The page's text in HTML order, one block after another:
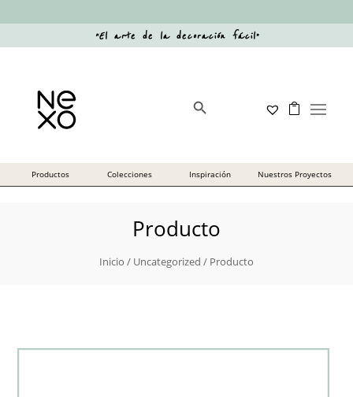
“El arte de la decoración fácil”
Producto
Inicio / Uncategorized / Producto